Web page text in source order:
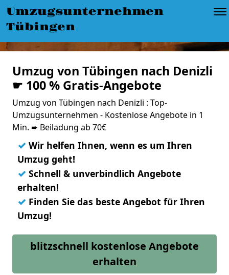
Umzugsunternehmen
Tübingen
Umzug von Tübingen nach Denizli
☛ 100 % Gratis-Angebote
Umzug von Tübingen nach Denizli : Top-
Umzugsunternehmen - Kostenlose Angebote in 1
Min. ➨ Beiladung ab 70€
✓ Wir helfen Ihnen, wenn es um Ihren
Umzug geht!
✓ Schnell & unverbindlich Angebote
erhalten!
✓ Finden Sie das beste Angebot für Ihren
Umzug!
blitzschnell kostenlose Angebote
erhalten